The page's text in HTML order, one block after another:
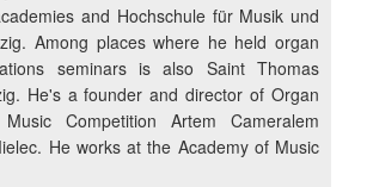
and Hochschule für Musik und
Among places where he held organ
seminars is also Saint Thomas
He's a founder and director of Organ
Competition Artem Cameralem
He works at the Academy of Music